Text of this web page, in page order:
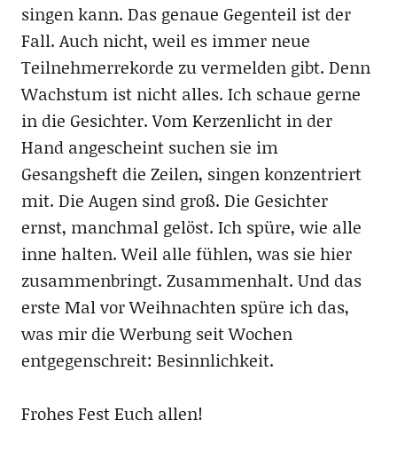
singen kann. Das genaue Gegenteil ist der
Fall. Auch nicht, weil es immer neue
Teilnehmerrekorde zu vermelden gibt. Denn
Wachstum ist nicht alles. Ich schaue gerne
in die Gesichter. Vom Kerzenlicht in der
Hand angescheint suchen sie im
Gesangsheft die Zeilen, singen konzentriert
mit. Die Augen sind groß. Die Gesichter
ernst, manchmal gelöst. Ich spüre, wie alle
inne halten. Weil alle fühlen, was sie hier
zusammenbringt. Zusammenhalt. Und das
erste Mal vor Weihnachten spüre ich das,
was mir die Werbung seit Wochen
entgegenschreit: Besinnlichkeit.
Frohes Fest Euch allen!